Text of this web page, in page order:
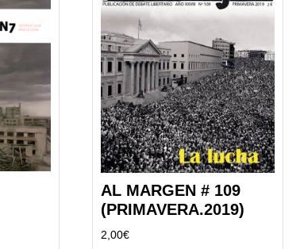
AL MARGEN # 109
(PRIMAVERA.2019)
2,00€